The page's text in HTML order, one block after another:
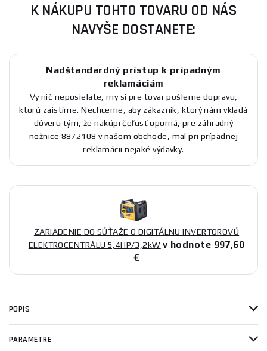
K NÁKUPU TOHTO TOVARU OD NÁS
NAVYŠE DOSTANETE:
Nadštandardný prístup k prípadným
reklamáciám
Vy nič neposielate, my si pre tovar pošleme dopravu,
ktorú zaistíme. Nechceme, aby zákazník, ktorý nám vkladá
dôveru tým, že nakúpi čeľusť oporná, pre záhradný
nožnice 8872108 v našom obchode, mal pri prípadnej
reklamácii nejaké výdavky.
ZARIADENIE DO SÚŤAŽE O DIGITÁLNU INVERTOROVÚ
ELEKTROCENTRÁLU 5,4HP/3,2kW v hodnote 997,60
€
POPIS
PARAMETRE